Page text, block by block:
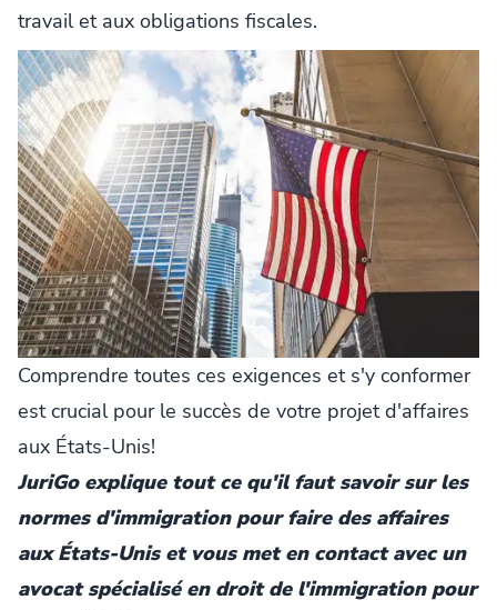
travail et aux obligations fiscales.
Comprendre toutes ces exigences et s'y conformer
est crucial pour le succès de votre projet d'affaires
aux États-Unis!
JuriGo explique tout ce qu'il faut savoir sur les
normes d'immigration pour faire des affaires
aux États-Unis et vous met en contact avec un
avocat spécialisé en droit de l'immigration pour